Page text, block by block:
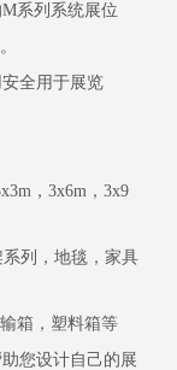
系列系统展位
全用于展览
，3x6m，3x9
列，地毯，家具
箱，塑料箱等
您设计自己的展